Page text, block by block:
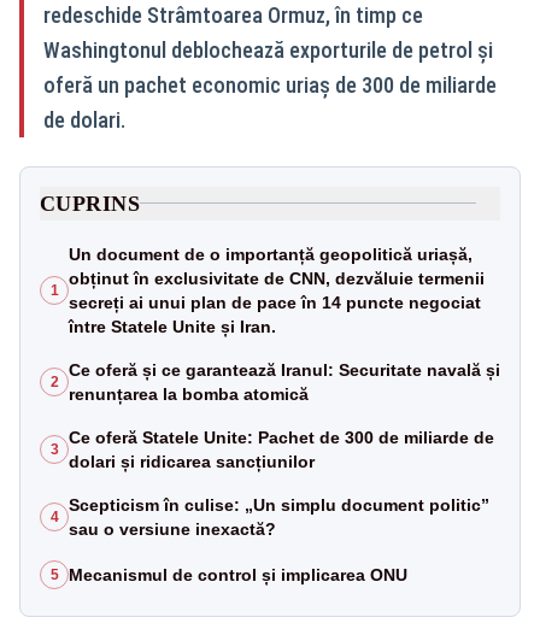
redeschide Strâmtoarea Ormuz, în timp ce
Washingtonul deblochează exporturile de petrol și
oferă un pachet economic uriaș de 300 de miliarde
de dolari.
CUPRINS
1
Un document de o importanță geopolitică uriașă,
obținut în exclusivitate de CNN, dezvăluie termenii
secreți ai unui plan de pace în 14 puncte negociat
între Statele Unite și Iran.
2
Ce oferă și ce garantează Iranul: Securitate navală și
renunțarea la bomba atomică
3
Ce oferă Statele Unite: Pachet de 300 de miliarde de
dolari și ridicarea sancțiunilor
4
Scepticism în culise: „Un simplu document politic”
sau o versiune inexactă?
5 Mecanismul de control și implicarea ONU